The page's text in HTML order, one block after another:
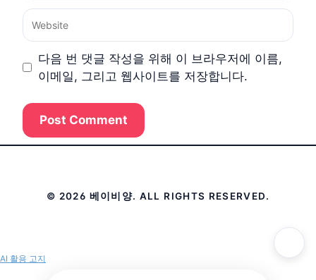
Website
다음 번 댓글 작성을 위해 이 브라우저에 이름,
이메일, 그리고 웹사이트를 저장합니다.
© 2026 베이비양. ALL RIGHTS RESERVED.
AI 활용 고지